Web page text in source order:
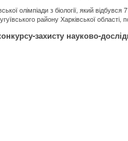
олімпіади з біології, який
району Харківської
захисту науково-